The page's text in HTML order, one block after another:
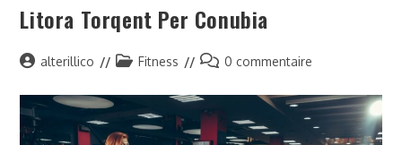
Litora Torqent Per Conubia
Auteur/autrice
la
publication :
alterillico
PostFitness
Commentaires
la
publication :
0 commentaire